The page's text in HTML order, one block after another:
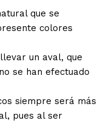
que se
colores
un aval, que
se han efectuado
siempre será más
pues al ser